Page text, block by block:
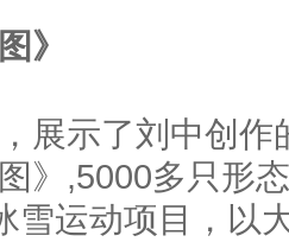
》
展示了刘中创
》,5000多只形
雪运动项目，以